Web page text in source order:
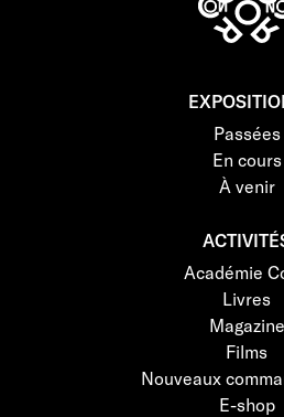
Passées
En cours
À venir
Académie
Livres
Magazine
Films
Nouveaux
E-shop